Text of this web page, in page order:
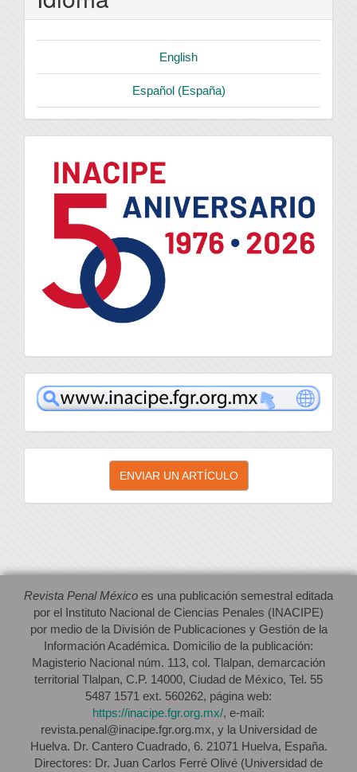
English
Español (España)
logo
inacipe
Enviar
artículo
ENVIAR UN ARTÍCULO
Revista Penal México es una publicación semestral editada
por el Instituto Nacional de Ciencias Penales (INACIPE)
por medio de la División de Publicaciones y Gestión de la
Información Académica. Domicilio de la publicación:
Magisterio Nacional núm. 113, col. Tlalpan, demarcación
territorial Tlalpan, C.P. 14000, Ciudad de México, Tel. 55
5487 1571 ext. 560262, página web:
https://inacipe.fgr.org.mx/, e-mail:
revista.penal@inacipe.fgr.org.mx, y la Universidad de
Huelva. Dr. Cantero Cuadrado, 6. 21071 Huelva, España.
Directores: Dr. Juan Carlos Ferré Olivé (Universidad de